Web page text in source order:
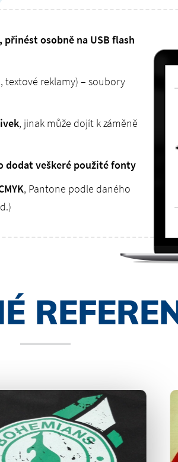
osobně na USB flash
textové reklamy) – soubory
, jinak může dojít k záměně
dodat veškeré použité fonty
, Pantone podle daného